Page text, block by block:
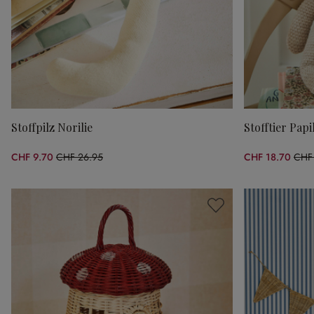
Stoffpilz Norilie
CHF 9.70 CHF 26.95
(64.01% gespart)
Stofftier
CHF 18.70